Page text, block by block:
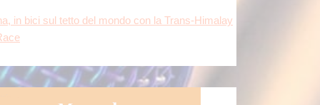
in bici sul tetto del mondo con la Trans-Himalay